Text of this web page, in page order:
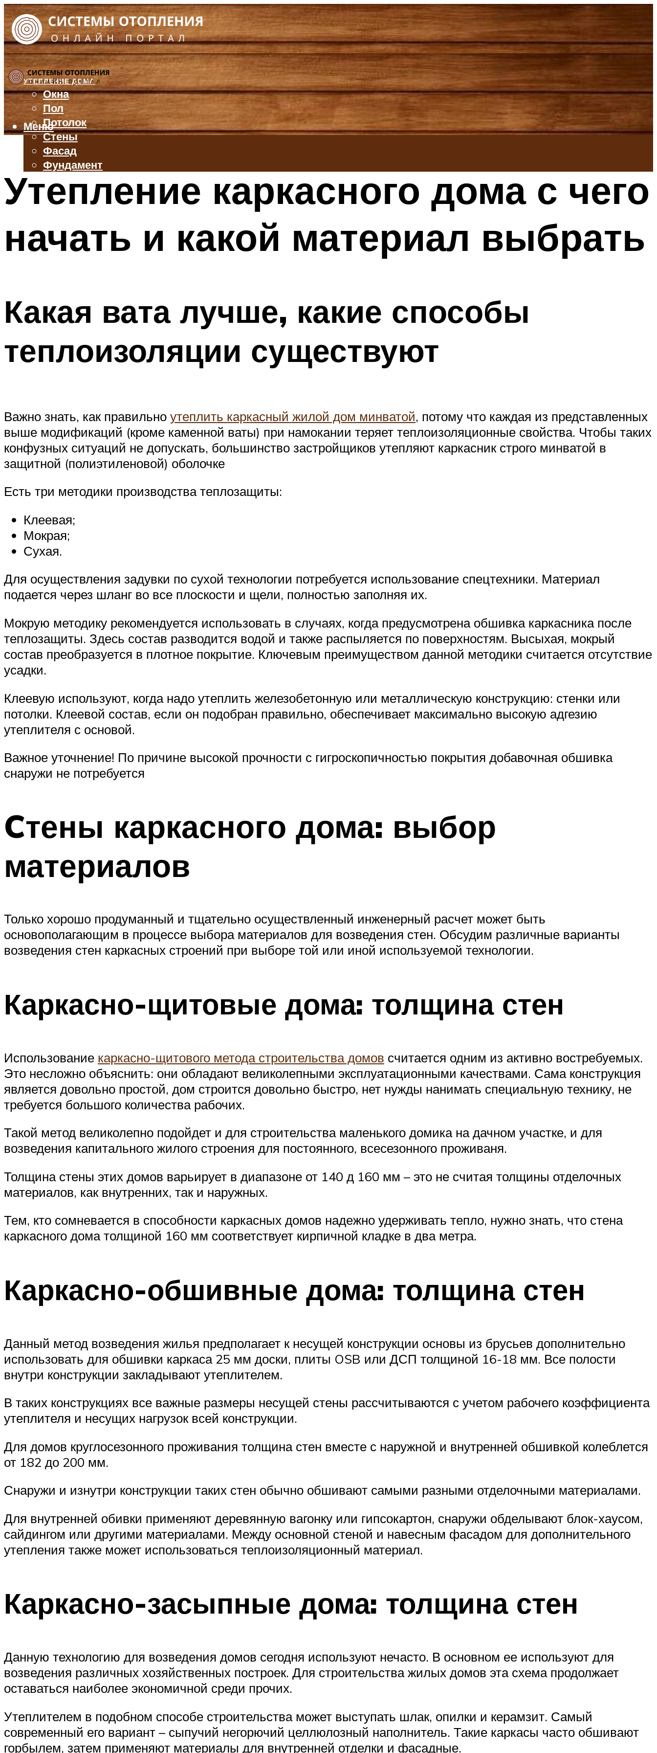
УТЕПЛЕНИЕ ДОМА
Окна
Пол
Потолок
Стены
Фасад
Фундамент
БАЛКОН И ЛОДЖИЯ
КРЫША
Меню
Меню
Утепление каркасного дома с чего
начать и какой материал выбрать
Какая вата лучше, какие способы
теплоизоляции существуют
Важно знать, как правильно утеплить каркасный жилой дом минватой, потому что каждая из представленных
выше модификаций (кроме каменной ваты) при намокании теряет теплоизоляционные свойства. Чтобы таких
конфузных ситуаций не допускать, большинство застройщиков утепляют каркасник строго минватой в
защитной (полиэтиленовой) оболочке
Есть три методики производства теплозащиты:
Клеевая;
Мокрая;
Сухая.
Для осуществления задувки по сухой технологии потребуется использование спецтехники. Материал
подается через шланг во все плоскости и щели, полностью заполняя их.
Мокрую методику рекомендуется использовать в случаях, когда предусмотрена обшивка каркасника после
теплозащиты. Здесь состав разводится водой и также распыляется по поверхностям. Высыхая, мокрый
состав преобразуется в плотное покрытие. Ключевым преимуществом данной методики считается отсутствие
усадки.
Клеевую используют, когда надо утеплить железобетонную или металлическую конструкцию: стенки или
потолки. Клеевой состав, если он подобран правильно, обеспечивает максимально высокую адгезию
утеплителя с основой.
Важное уточнение! По причине высокой прочности с гигроскопичностью покрытия добавочная обшивка
снаружи не потребуется
Cтены каркасного дома: выбор
материалов
Только хорошо продуманный и тщательно осуществленный инженерный расчет может быть
основополагающим в процессе выбора материалов для возведения стен. Обсудим различные варианты
возведения стен каркасных строений при выборе той или иной используемой технологии.
Каркасно-щитовые дома: толщина стен
Использование каркасно-щитового метода строительства домов считается одним из активно востребуемых.
Это несложно объяснить: они обладают великолепными эксплуатационными качествами. Сама конструкция
является довольно простой, дом строится довольно быстро, нет нужды нанимать специальную технику, не
требуется большого количества рабочих.
Такой метод великолепно подойдет и для строительства маленького домика на дачном участке, и для
возведения капитального жилого строения для постоянного, всесезонного проживаня.
Толщина стены этих домов варьирует в диапазоне от 140 д 160 мм – это не считая толщины отделочных
материалов, как внутренних, так и наружных.
Тем, кто сомневается в способности каркасных домов надежно удерживать тепло, нужно знать, что стена
каркасного дома толщиной 160 мм соответствует кирпичной кладке в два метра.
Каркасно-обшивные дома: толщина стен
Данный метод возведения жилья предполагает к несущей конструкции основы из брусьев дополнительно
использовать для обшивки каркаса 25 мм доски, плиты OSB или ДСП толщиной 16-18 мм. Все полости
внутри конструкции закладывают утеплителем.
В таких конструкциях все важные размеры несущей стены рассчитываются с учетом рабочего коэффициента
утеплителя и несущих нагрузок всей конструкции.
Для домов круглосезонного проживания толщина стен вместе с наружной и внутренней обшивкой колеблется
от 182 до 200 мм.
Снаружи и изнутри конструкции таких стен обычно обшивают самыми разными отделочными материалами.
Для внутренней обивки применяют деревянную вагонку или гипсокартон, снаружи обделывают блок-хаусом,
сайдингом или другими материалами. Между основной стеной и навесным фасадом для дополнительного
утепления также может использоваться теплоизоляционный материал.
Каркасно-засыпные дома: толщина стен
Данную технологию для возведения домов сегодня используют нечасто. В основном ее используют для
возведения различных хозяйственных построек. Для строительства жилых домов эта схема продолжает
оставаться наиболее экономичной среди прочих.
Утеплителем в подобном способе строительства может выступать шлак, опилки и керамзит. Самый
современный его вариант – сыпучий негорючий целлюлозный наполнитель. Такие каркасы часто обшивают
горбылем, затем применяют материалы для внутренней отделки и фасадные.